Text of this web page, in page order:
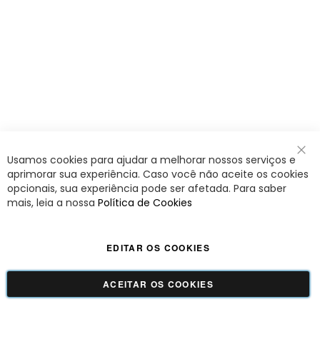
Usamos cookies para ajudar a melhorar nossos serviços e
aprimorar sua experiência. Caso você não aceite os cookies
opcionais, sua experiência pode ser afetada. Para saber
mais, leia a nossa Política de Cookies
ACEITAR OS COOKIES
EDITAR OS COOKIES